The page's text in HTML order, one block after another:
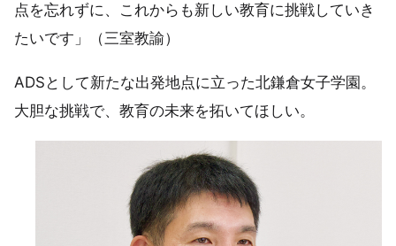
点を忘れずに、これからも新しい教育に挑戦していき
たいです」（三室教諭）
ADSとして新たな出発地点に立った北鎌倉女子学園。
大胆な挑戦で、教育の未来を拓いてほしい。